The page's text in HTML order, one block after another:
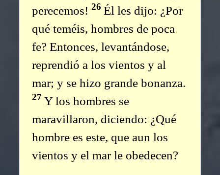
perecemos! 26 Él les dijo: ¿Por
qué teméis, hombres de poca
fe? Entonces, levantándose,
reprendió a los vientos y al
mar; y se hizo grande bonanza.
27 Y los hombres se
maravillaron, diciendo: ¿Qué
hombre es este, que aun los
vientos y el mar le obedecen?